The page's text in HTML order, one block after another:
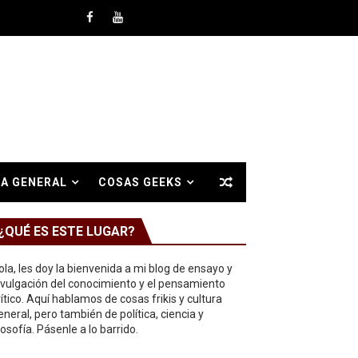
GENERAL COSAS GEEKS
ES ESTE LUGAR?
les doy la bienvenida a mi blog de ensayo y
del conocimiento y el pensamiento
Aquí hablamos de cosas frikis y cultura
pero también de política, ciencia y
Pásenle a lo barrido.